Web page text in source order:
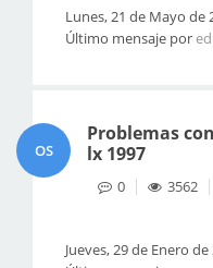
Lunes, 21 de Mayo de
Último mensaje por
OS
Problemas
lx 1997
0 3562
Jueves, 29 de Enero